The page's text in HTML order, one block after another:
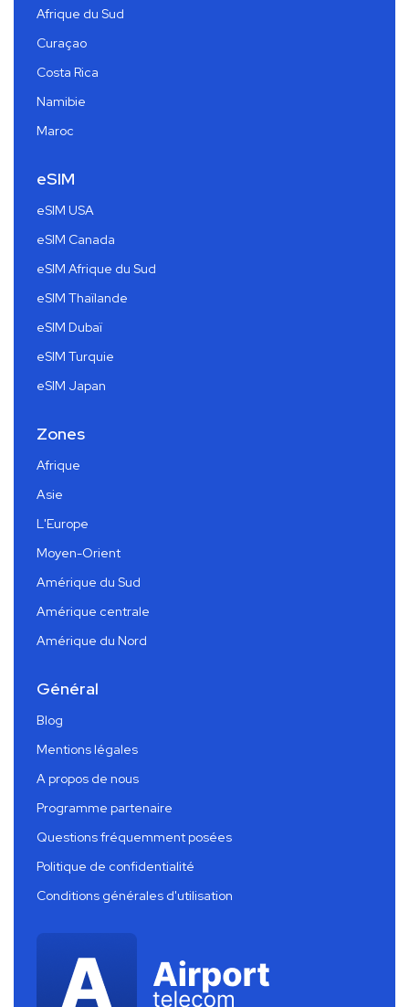
Afrique du Sud
Curaçao
Costa Rica
Namibie
Maroc
eSIM
eSIM USA
eSIM Canada
eSIM Afrique du Sud
eSIM Thaïlande
eSIM Dubaï
eSIM Turquie
eSIM Japan
Zones
Afrique
Asie
L'Europe
Moyen-Orient
Amérique du Sud
Amérique centrale
Amérique du Nord
Général
Blog
Mentions légales
A propos de nous
Programme partenaire
Questions fréquemment posées
Politique de confidentialité
Conditions générales d'utilisation